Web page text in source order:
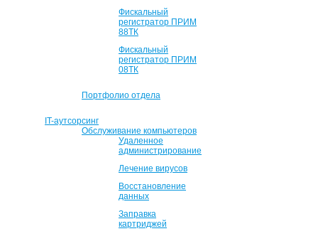
Фискальный
регистратор ПРИМ
88ТК
Фискальный
регистратор ПРИМ
08ТК
Портфолио отдела
IT-аутсорсинг
Обслуживание компьютеров
Удаленное
администрирование
Лечение вирусов
Восстановление
данных
Заправка
картриджей